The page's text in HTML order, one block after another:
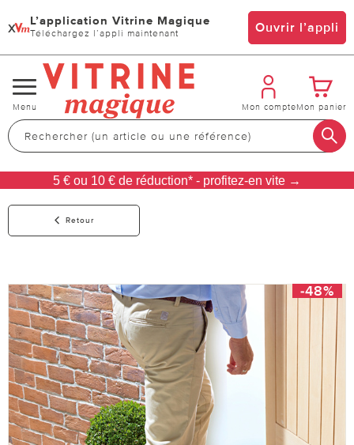
x L’application Vitrine Magique
Téléchargez l’appli maintenant Ouvrir l’appli
Changer
de
navigation
Menu Mon compteMon panier
5 € ou 10 € de réduction* - profitez-en vite →
Retour
-48%